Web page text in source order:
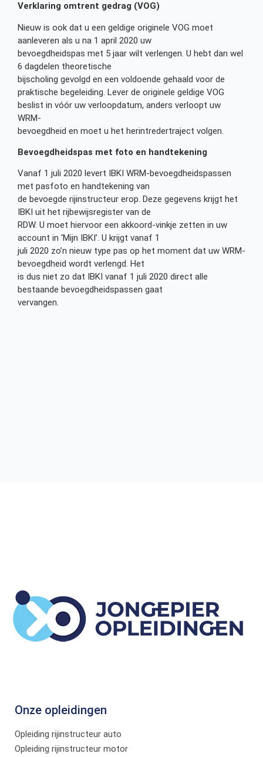
Verklaring omtrent gedrag (VOG)
Nieuw is ook dat u een geldige originele VOG moet
aanleveren als u na 1 april 2020 uw
bevoegdheidspas met 5 jaar wilt verlengen. U hebt dan wel
6 dagdelen theoretische
bijscholing gevolgd en een voldoende gehaald voor de
praktische begeleiding. Lever de originele geldige VOG
beslist in vóór uw verloopdatum, anders verloopt uw
WRM-
bevoegdheid en moet u het herintredertraject volgen.
Bevoegdheidspas met foto en handtekening
Vanaf 1 juli 2020 levert IBKI WRM-bevoegdheidspassen
met pasfoto en handtekening van
de bevoegde rijinstructeur erop. Deze gegevens krijgt het
IBKI uit het rijbewijsregister van de
RDW. U moet hiervoor een akkoord-vinkje zetten in uw
account in ‘Mijn IBKI’. U krijgt vanaf 1
juli 2020 zo’n nieuw type pas op het moment dat uw WRM-
bevoegdheid wordt verlengd. Het
is dus niet zo dat IBKI vanaf 1 juli 2020 direct alle
bestaande bevoegdheidspassen gaat
vervangen.
Onze opleidingen
Opleiding rijinstructeur auto
Opleiding rijinstructeur motor